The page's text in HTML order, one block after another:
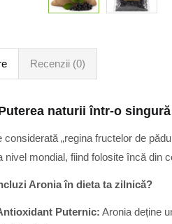
Recenzii (0)
naturii într-o
considerată „regina fructelor de
nivel mondial, fiind folosite încă din
Aronia în dieta ta zilnică?
Puternic: Aronia deține